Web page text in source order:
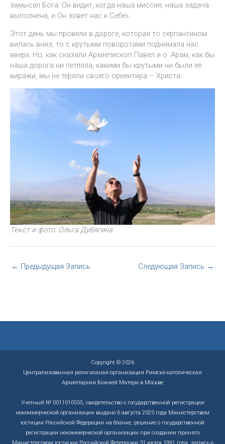
замысел Бога. Он видит, когда наша миссия, наша задача
выполнена, и Он зовет нас к Себе».
Этот день мы провели в дороге, которая то серпантином
вилась вниз, то с крутыми поворотами поднимала нас
вверх. Но, как сказали Архиепископ Павел и о. Арам, как бы
наша дорога ни петляла, какими бы крутыми ни были её
виражи, мы не теряли своего ориентира – Христа.
Текст и фото: Ольга Дубягина
← Предыдущая Запись Следующая Запись →
Copyright © 2026
Централизованная религиозная организация Римско-католическая
Архиепархия Божией Матери в Москве
Учетный № 0011010555, свидетельство о государственной регистрации
некоммерческой организации выдано 6 августа 2025 года Министерством
юстиции Российской Федерации на бланке, решение о государственной
регистрации некоммерческой организации при создании принято
Министерством юстиции Российской Федерации 31 июля 1991 года, запись о